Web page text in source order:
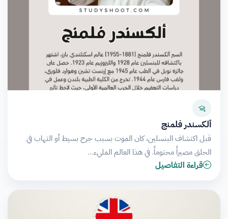
ألكسندر فلمنج
قبل اكتشاف البنسلين، كان الموت بسبب جرح بسيط أو التهاب في
الحلق مصيراً محتوماً. في هذا العالم المليء…
قراءة التفاصيل